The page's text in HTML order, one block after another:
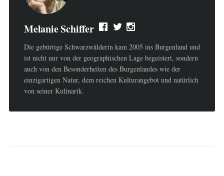
Melanie Schiffer
Die gebürtige Schwarzwälderin kam 2005 ins Burgenland und
ist nicht nur von der geographischen Lage begeistert, sondern
auch von den Besonderheiten des Burgenlandes wie der
einzigartigen Natur, dem reichen Kulturangebot und natürlich
von seiner Kulinarik.